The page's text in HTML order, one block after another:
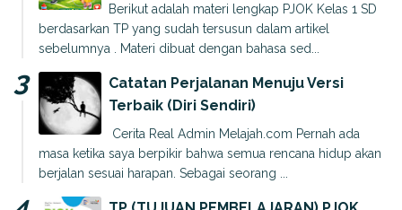
Berikut adalah materi lengkap PJOK Kelas 1 SD
berdasarkan TP yang sudah tersusun dalam artikel
sebelumnya . Materi dibuat dengan bahasa sed...
Catatan Perjalanan Menuju Versi
Terbaik (Diri Sendiri)
Cerita Real Admin Melajah.com Pernah ada
masa ketika saya berpikir bahwa semua rencana hidup akan
berjalan sesuai harapan. Sebagai seorang ...